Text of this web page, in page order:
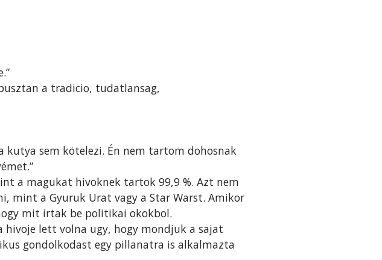
a tradicio, tudatlansag,
kutya sem kötelezi. Én nem tartom dohosnak
a magukat hivoknek tartok 99,9 %. Azt nem
mint a Gyuruk Urat vagy a Star Warst. Amikor
mit irtak be politikai okokbol.
hivoje lett volna ugy, hogy mondjuk a sajat
gondolkodast egy pillanatra is alkalmazta